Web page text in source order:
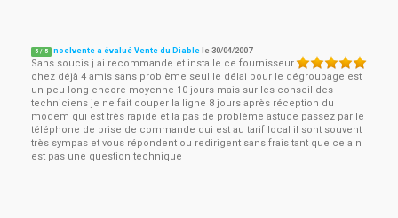
5 / 5 noelvente a évalué Vente du Diable le30/04/2007
Sans soucis j ai recommande et installe ce fournisseur
chez déjà 4 amis sans problème seul le délai pour le dégroupage est
un peu long encore moyenne 10 jours mais sur les conseil des
techniciens je ne fait couper la ligne 8 jours après réception du
modem qui est très rapide et la pas de problème astuce passez par le
téléphone de prise de commande qui est au tarif local il sont souvent
très sympas et vous répondent ou redirigent sans frais tant que cela n'
est pas une question technique